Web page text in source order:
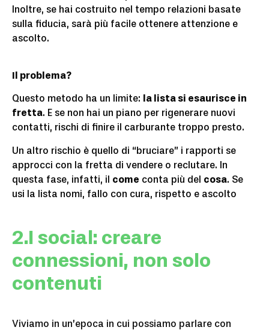
Inoltre, se hai costruito nel tempo relazioni basate
sulla fiducia, sarà più facile ottenere attenzione e
ascolto.
Il problema?
Questo metodo ha un limite:
la lista si esaurisce in
fretta. E se non hai un piano per rigenerare nuovi
contatti, rischi di finire il carburante troppo presto.
Un altro rischio è quello di “bruciare” i rapporti se
approcci con la fretta di vendere o reclutare. In
questa fase, infatti, il come conta più del cosa. Se
usi la lista nomi, fallo con cura, rispetto e ascolto
2.I social: creare
connessioni, non solo
contenuti
Viviamo in un’epoca in cui possiamo parlare con